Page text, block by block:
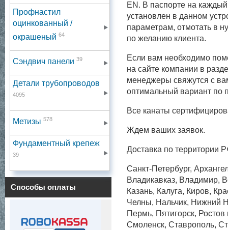
Профнастил
оцинкованный /
окрашеный 64
Сэндвич панели 39
Детали трубопроводов
4095
Метизы 578
Фундаментный крепеж
39
Способы оплаты
EN. В паспорте на
установлен в данном
параметрам, отмотать в
по желанию клиента.
Если вам необходимо
на сайте компании в
менеджеры свяжутся с
оптимальный вариант по
Все канаты
Ждем ваших заявок.
Доставка по территории
Санкт-Петербург,
Владикавказ, Владимир,
Казань, Калуга, Киров,
Челны, Нальчик, Нижний
Пермь, Пятигорск,
Смоленск, Ставрополь,